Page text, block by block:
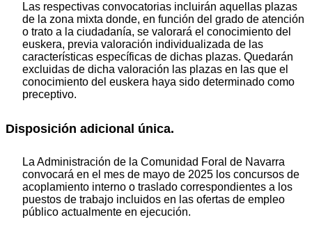
Las respectivas convocatorias incluirán aquellas plazas
de la zona mixta donde, en función del grado de atención
o trato a la ciudadanía, se valorará el conocimiento del
euskera, previa valoración individualizada de las
características específicas de dichas plazas. Quedarán
excluidas de dicha valoración las plazas en las que el
conocimiento del euskera haya sido determinado como
preceptivo.
Disposición adicional única.
La Administración de la Comunidad Foral de Navarra
convocará en el mes de mayo de 2025 los concursos de
acoplamiento interno o traslado correspondientes a los
puestos de trabajo incluidos en las ofertas de empleo
público actualmente en ejecución.